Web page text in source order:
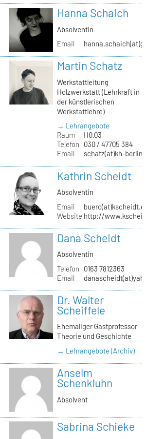
Hanna Schaich
Absolventin
Email
Martin Schatz
Werkstattleitung
Holzwerkstatt (Lehrkraft in
der künstlerischen
Werkstattlehre)
→ Lehrangebote
Raum
H0.03
Telefon
030 / 47705 384
Email
schatz(at)kh-
Kathrin Scheidt
Absolventin
Email
Website http://
Dana Scheidt
Absolventin
Telefon
0163 7812363
Email
Dr. Walter
Scheiffele
Ehemaliger Gastprofessor
Theorie und Geschichte
→ Lehrangebote (Archiv)
Anselm
Schenkluhn
Absolvent
Sabrina Schieke